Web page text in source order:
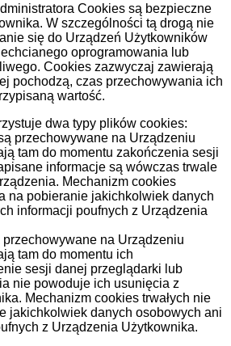
Cookies są bezpieczne
W szczególności tą drogą nie
się do Urządzeń Użytkowników
oprogramowania lub
Cookies zazwyczaj zawierają
pochodzą, czas przechowywania ich
wartość.
dwa typy plików cookies:
przechowywane na Urządzeniu
tam do momentu zakończenia sesji
informacje są wówczas trwale
Mechanizm cookies
na pobieranie jakichkolwiek danych
informacji poufnych z Urządzenia
przechowywane na Urządzeniu
tam do momentu ich
sesji danej przeglądarki lub
nie powoduje ich usunięcia z
Mechanizm cookies trwałych nie
jakichkolwiek danych osobowych ani
z Urządzenia Użytkownika.